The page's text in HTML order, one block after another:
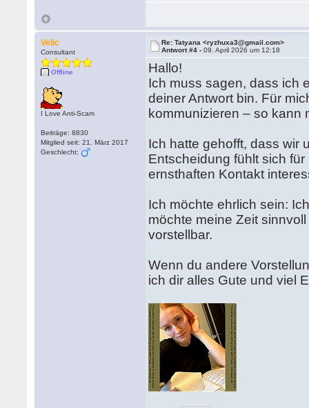
Velic
Consultant
Offline
I Love Anti-Scam
Beiträge: 8830
Mitglied seit: 21. März 2017
Geschlecht:
Re: Tatyana <ryzhuxa3@gmail.com>
Antwort #4 -09. April 2026 um 12:18
Hallo!
Ich muss sagen, dass ich
deiner Antwort bin. Für
kommunizieren – so kann
Ich hatte gehofft, dass wir
Entscheidung fühlt sich
ernsthaften Kontakt
Ich möchte ehrlich sein:
möchte meine Zeit
vorstellbar.
Wenn du andere
ich dir alles Gute und viel